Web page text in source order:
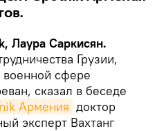
Лаура Саркисян.
Грузии,
сфере
сказал в беседе
Армения доктор
эксперт Вахтанг